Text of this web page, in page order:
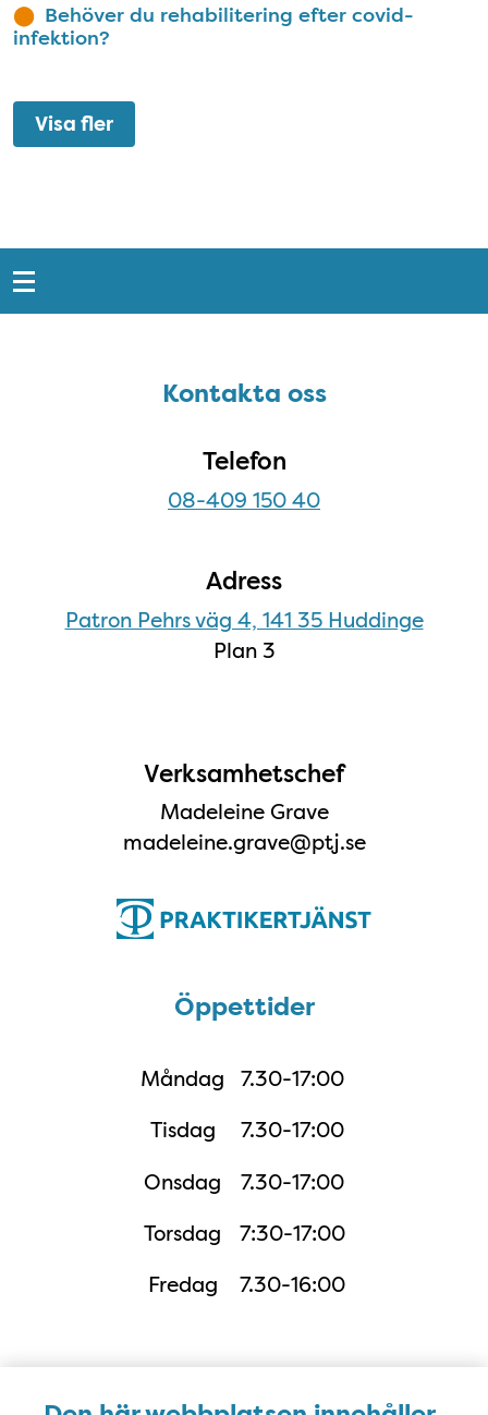
Behöver du rehabilitering efter covid-
infektion?
Visa fler
Snabblänkar
Kontakta ossKontakta oss
Telefon
08-409 150 40
Adress
Patron Pehrs väg 4, 141 35 Huddinge
Plan 3
Verksamhetschef
Madeleine Grave
madeleine.grave@ptj.se
Öppettider
Måndag
Tisdag
Onsdag
Torsdag
Fredag
7.30-17:00
7.30-17:00
7.30-17:00
7:30-17:00
7.30-16:00
Adress i Google Maps